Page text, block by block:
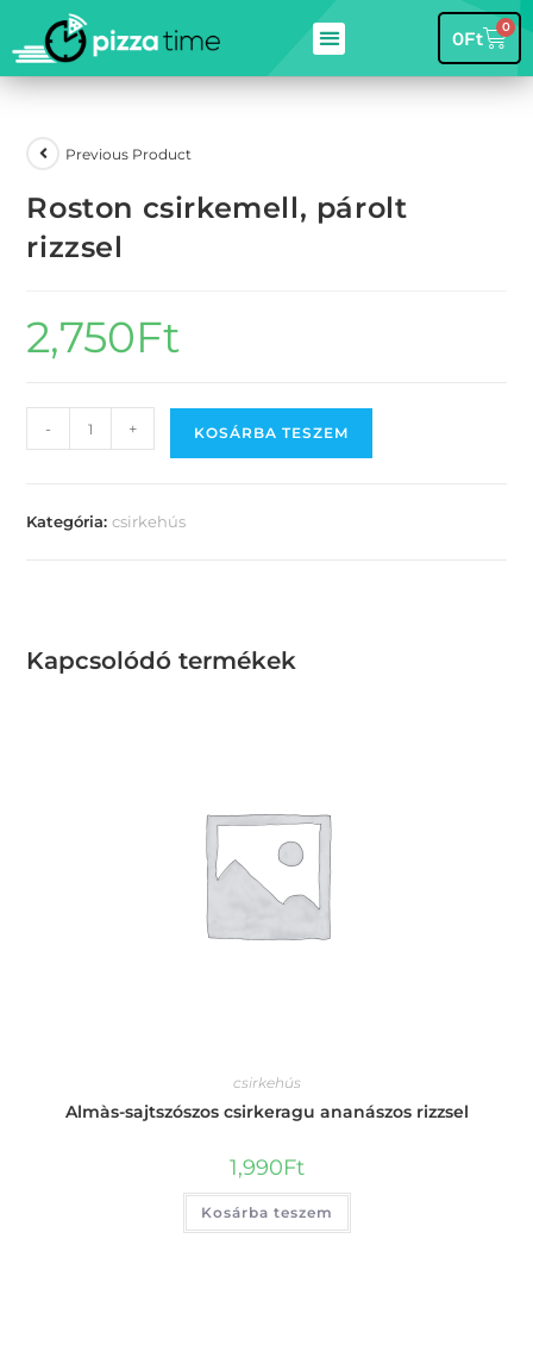
0Ft 0
Previous Product
Roston csirkemell, párolt
rizzsel
2,750Ft
- + KOSÁRBA TESZEM
Kategória:csirkehús
Kapcsolódó termékek
csirkehús
Almàs-sajtszószos csirkeragu ananászos rizzsel
1,990Ft
Kosárba teszem